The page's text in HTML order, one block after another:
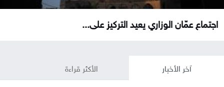
اجتماع عمّان الوزاري يعيد التركيز على...
آخر الأخبار الأكثر قراءة